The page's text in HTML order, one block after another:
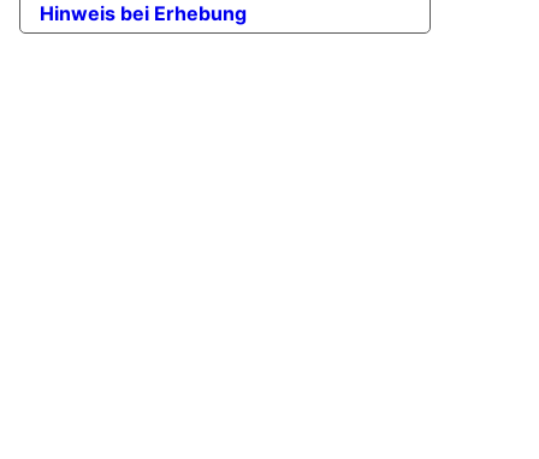
Hinweis bei Erhebung